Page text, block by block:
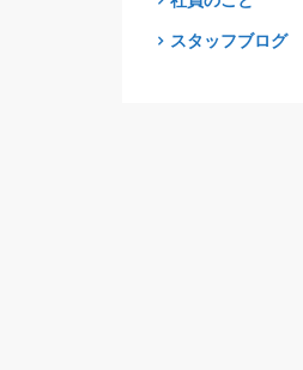
スタッフブログ